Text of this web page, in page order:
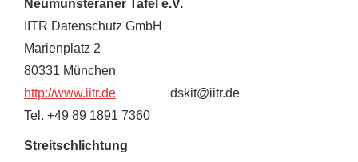
Neumünsteraner Tafel e.V.
IITR Datenschutz GmbH
Marienplatz 2
80331 München
http://www.iitr.de dskit@iitr.de
Tel. +49 89 1891 7360
Streitschlichtung